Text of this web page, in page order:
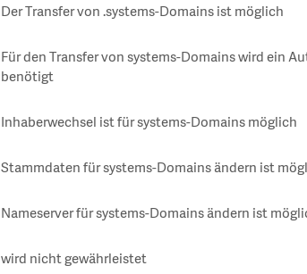
Der Transfer von .systems-Domains ist möglich
Für den Transfer von systems-Domains wird ein
benötigt
Inhaberwechsel ist für systems-Domains möglich
Stammdaten für systems-Domains ändern ist
Nameserver für systems-Domains ändern ist
wird nicht gewährleistet